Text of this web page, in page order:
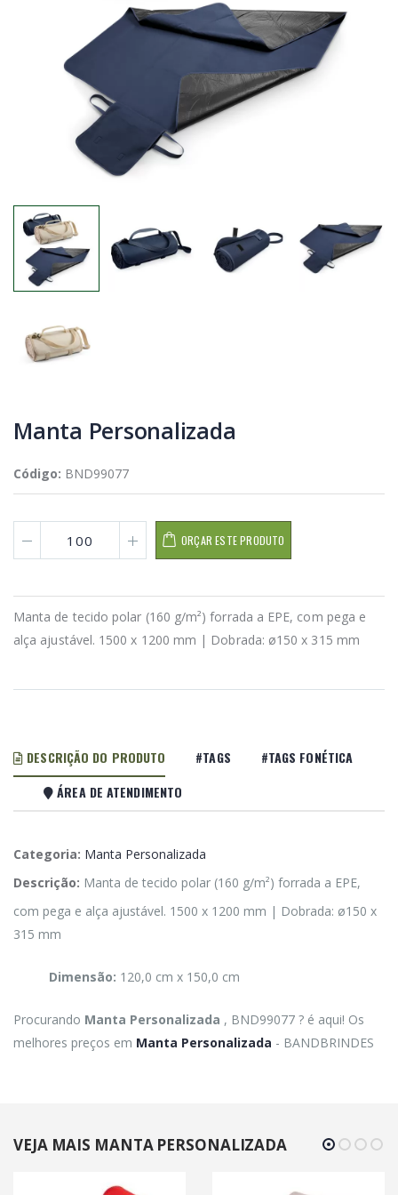
Manta Personalizada
Código: BND99077
ORÇAR ESTE PRODUTO
Manta de tecido polar (160 g/m²) forrada a EPE, com pega e
alça ajustável. 1500 x 1200 mm | Dobrada: ø150 x 315 mm
DESCRIÇÃO DO PRODUTO #TAGS
#TAGS FONÉTICA
ÁREA DE ATENDIMENTO
Categoria: Manta Personalizada
Descrição: Manta de tecido polar (160 g/m²) forrada a EPE,
com pega e alça ajustável. 1500 x 1200 mm | Dobrada: ø150 x
315 mm
Dimensão: 120,0 cm x 150,0 cm
Procurando Manta Personalizada , BND99077 ? é aqui! Os
melhores preços em Manta Personalizada - BANDBRINDES
VEJA MAIS MANTA PERSONALIZADA